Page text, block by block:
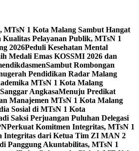
1 Kota Malang Sambut Hangat
Pelayanan Publik, MTsN 1
2026Peduli Kesehatan Mental
Medali Emas KOSSMI 2026 dan
Sambut Rombongan
Pendidikan Radar Malang
MTsN 1 Kota Malang
AngkasaMenuju Predikat
Manajemen MTsN 1 Kota Malang
Sosial di MTsN 1 Kota
Saksi Perjuangan Puluhan Delegasi
Perkuat Komitmen Integritas, MTsN 1
Integritas dari Ketua Tim ZI MAN 2
Panggung Akuntabilitas, MTsN 1